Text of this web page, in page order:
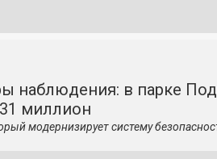
наблюдения: в парке
миллион
модернизирует систему